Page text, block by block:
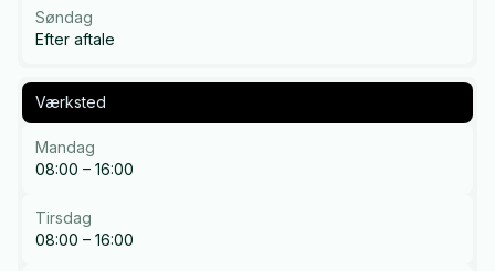
Søndag
Efter aftale
Værksted
Mandag
08:00 – 16:00
Tirsdag
08:00 – 16:00